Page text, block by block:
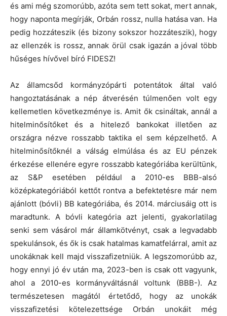
és ami még szomorúbb, azóta sem tett sokat, mert annak,
hogy naponta megírják, Orbán rossz, nulla hatása van. Ha
pedig hozzáteszik (és bizony sokszor hozzáteszik), hogy
az ellenzék is rossz, annak örül csak igazán a jóval több
hűséges hívővel bíró FIDESZ!
Az államcsőd kormányzópárti potentátok által való
hangoztatásának a nép átverésén túlmenően volt egy
kellemetlen következménye is. Amit ők csináltak, annál a
hitelminősítőket és a hitelező bankokat illetően az
országra nézve rosszabb taktika el sem képzelhető. A
hitelminősítőknél a válság elmúlása és az EU pénzek
érkezése ellenére egyre rosszabb kategóriába kerültünk,
az S&P esetében például a 2010-es BBB-alsó
középkategóriából kettőt rontva a befektetésre már nem
ajánlott (bóvli) BB kategóriába, és 2014. márciusáig ott is
maradtunk. A bóvli kategória azt jelenti, gyakorlatilag
senki sem vásárol már államkötvényt, csak a legvadabb
spekulánsok, és ők is csak hatalmas kamatfelárral, amit az
unokáknak kell majd visszafizetniük. A legszomorúbb az,
hogy ennyi jó év után ma, 2023-ben is csak ott vagyunk,
ahol a 2010-es kormányváltásnál voltunk (BBB-). Az
természetesen magától értetődő, hogy az unokák
visszafizetési kötelezettsége Orbán unokáit még